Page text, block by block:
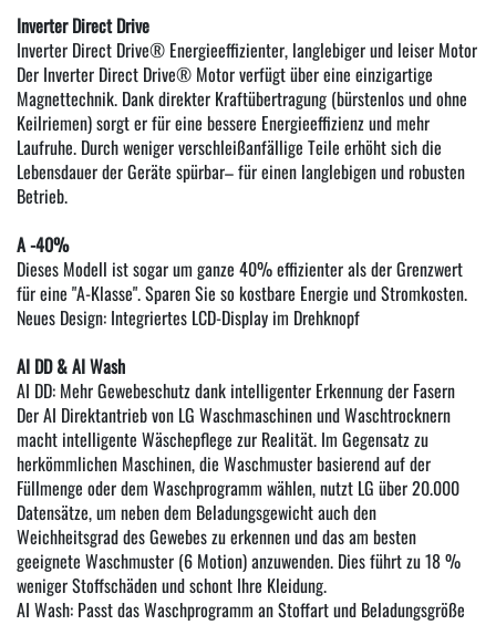
Inverter Direct Drive
Inverter Direct Drive® Energieeffizienter, langlebiger und leiser Motor
Der Inverter Direct Drive® Motor verfügt über eine einzigartige
Magnettechnik. Dank direkter Kraftübertragung (bürstenlos und ohne
Keilriemen) sorgt er für eine bessere Energieeffizienz und mehr
Laufruhe. Durch weniger verschleißanfällige Teile erhöht sich die
Lebensdauer der Geräte spürbar– für einen langlebigen und robusten
Betrieb.
A -40%
Dieses Modell ist sogar um ganze 40% effizienter als der Grenzwert
für eine "A-Klasse". Sparen Sie so kostbare Energie und Stromkosten.
Neues Design: Integriertes LCD-Display im Drehknopf
AI DD & AI Wash
AI DD: Mehr Gewebeschutz dank intelligenter Erkennung der Fasern
Der AI Direktantrieb von LG Waschmaschinen und Waschtrocknern
macht intelligente Wäschepflege zur Realität. Im Gegensatz zu
herkömmlichen Maschinen, die Waschmuster basierend auf der
Füllmenge oder dem Waschprogramm wählen, nutzt LG über 20.000
Datensätze, um neben dem Beladungsgewicht auch den
Weichheitsgrad des Gewebes zu erkennen und das am besten
geeignete Waschmuster (6 Motion) anzuwenden. Dies führt zu 18 %
weniger Stoffschäden und schont Ihre Kleidung.
AI Wash: Passt das Waschprogramm an Stoffart und Beladungsgröße